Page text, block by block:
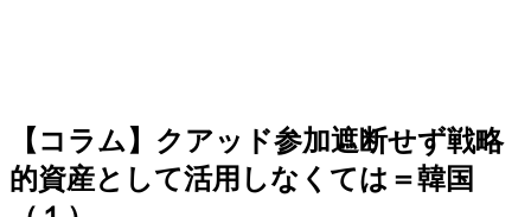
【コラム】クアッド参加遮断せず戦略
的資産として活用しなくては＝韓国